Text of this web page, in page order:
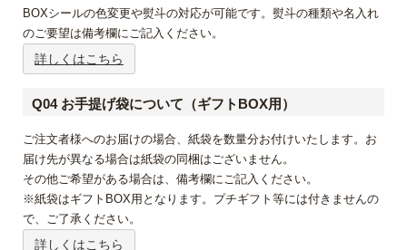
BOXシールの色変更や熨斗の対応が可能です。熨斗の種類や名入れ
のご要望は備考欄にご記入ください。
詳しくはこちら
Q04 お手提げ袋について（ギフトBOX用）
ご注文者様へのお届けの場合、紙袋を数量分お付けいたします。お
届け先が異なる場合は紙袋の同梱はございません。
その他ご希望がある場合は、備考欄にご記入ください。
※紙袋はギフトBOX用となります。プチギフト等には付きませんの
で、ご了承ください。
詳しくはこちら